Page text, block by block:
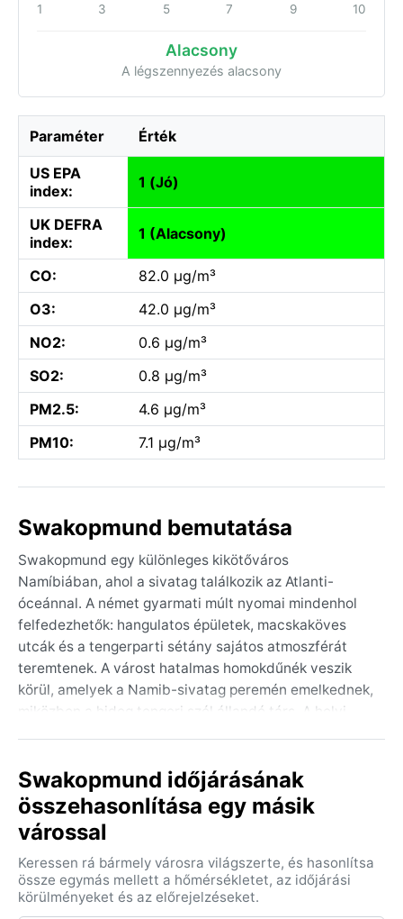
1 3 5 7 9 10
Alacsony
A légszennyezés alacsony
Paraméter Érték
US EPA
index:
1 (Jó)
UK DEFRA
index:
1 (Alacsony)
CO:
82.0 µg/m³
O3:
42.0 µg/m³
NO2:
0.6 µg/m³
SO2:
0.8 µg/m³
PM2.5:
4.6 µg/m³
PM10:
7.1 µg/m³
Swakopmund bemutatása
Swakopmund egy különleges kikötőváros
Namíbiában, ahol a sivatag találkozik az Atlanti-
óceánnal. A német gyarmati múlt nyomai mindenhol
felfedezhetők: hangulatos épületek, macskaköves
utcák és a tengerparti sétány sajátos atmoszférát
teremtenek. A várost hatalmas homokdűnék veszik
körül, amelyek a Namib-sivatag peremén emelkednek,
miközben a hideg tengeri szél állandó társ. A helyi
egyszerre barátságtalan és lenyűgöző – a sivatag és
az óceán találkozása különleges élményt nyújt.
A Köppen-osztályozás szerint hideg sivatagi éghajlat
jelent. Nyáron (december–február) a nappali
hőmérséklet 20–25 °C között mozog, de a tengeri szél
miatt ritkán melegszik túl. Télen (június–augusztus)
Swakopmund időjárásának
összehasonlítása egy másik
várossal
Keressen rá bármely városra világszerte, és hasonlítsa
össze egymás mellett a hőmérsékletet, az időjárási
körülményeket és az előrejelzéseket.